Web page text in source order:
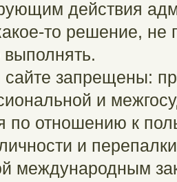
действия
то решение, не
выполнять.
сайте запрещены:
и
по отношению к
и
международным